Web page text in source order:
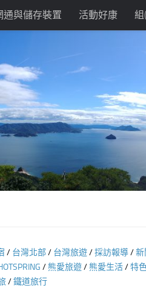
通與儲存裝置 活動好康 組
/ 台灣北部 / 台灣旅遊/採訪報導/新
/ 熊愛旅遊/ 熊愛生活/特
/鐵道旅行